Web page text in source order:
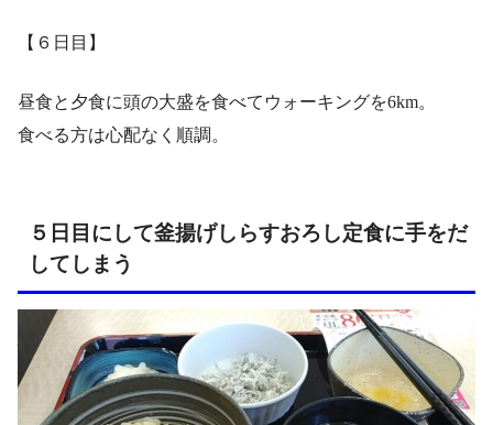
【６日目】
昼食と夕食に頭の大盛を食べてウォーキングを6km。
食べる方は心配なく順調。
５日目にして釜揚げしらすおろし定食に手をだ
してしまう